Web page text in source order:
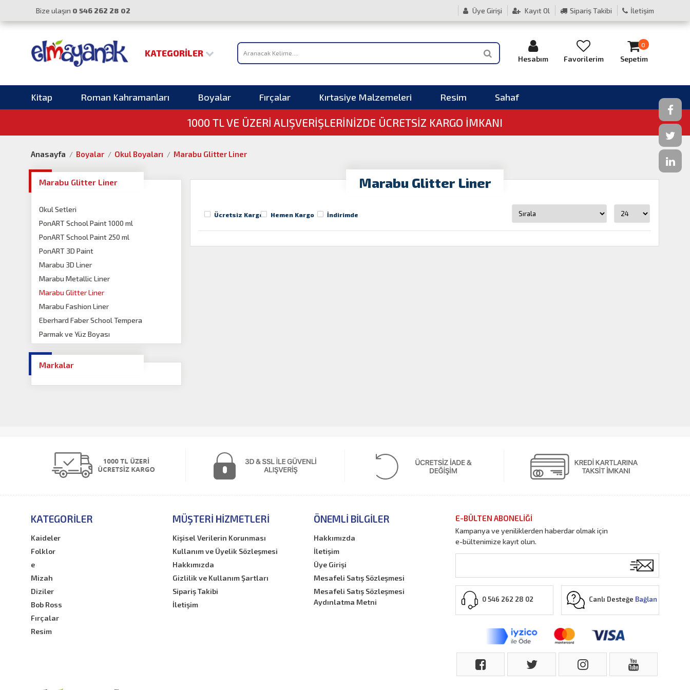
Bize ulaşın 0 546 262 28 02 Üye Girişi Kayıt Ol Sipariş Takibi İletişim
KATEGORILER
Hesabım Favorilerim Sepetim
0
Kitap Roman Kahramanları Boyalar Fırçalar Kırtasiye Malzemeleri Resim Sahaf
1000 TL VE ÜZERI ALIŞVERIŞLERINIZDE ÜCRETSİZ KARGO İMKANI
Anasayfa Boyalar Okul Boyaları Marabu Glitter Liner
Marabu Glitter Liner
Okul Setleri
PonART School Paint 1000 ml
PonART School Paint 250 ml
PonART 3D Paint
Marabu 3D Liner
Marabu Metallic Liner
Marabu Glitter Liner
Marabu Fashion Liner
Eberhard Faber School Tempera
Parmak ve Yüz Boyası
Markalar
Marabu Glitter Liner
Ücretsiz Kargo Hemen Kargo İndirimde
KATEGORILER
Kaideler
Folklor
e
Mizah
Diziler
Bob Ross
Fırçalar
Resim
MÜŞTERI HIZMETLERI
Kişisel Verilerin Korunması
Kullanım ve Üyelik Sözleşmesi
Hakkımızda
Gizlilik ve Kullanım Şartları
Sipariş Takibi
İletişim
ÖNEMLI BILGILER
Hakkımızda
İletişim
Üye Girişi
Mesafeli Satış Sözleşmesi
Mesafeli Satış Sözleşmesi
Aydınlatma Metni
E-BÜLTEN ABONELİĞİ
Kampanya ve yeniliklerden haberdar olmak için
e-bültenimize kayıt olun.
0 546 262 28 02 Canlı Desteğe Bağlan